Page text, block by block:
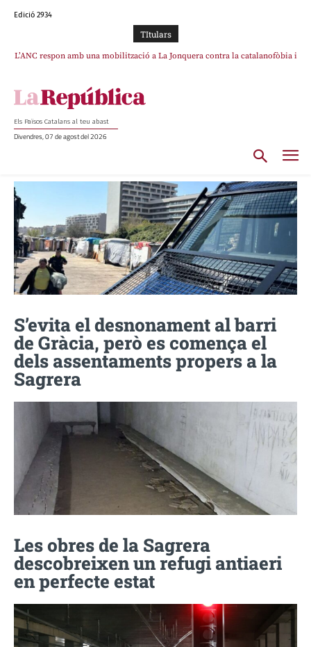
Edició 2934
TItulars
L’ANC respon amb una mobilització a La Jonquera contra la catalanofòbia i
Els Països Catalans al teu abast
Divendres, 07 de agost del 2026
S’evita el desnonament al barri
de Gràcia, però es comença el
dels assentaments propers a la
Sagrera
Les obres de la Sagrera
descobreixen un refugi antiaeri
en perfecte estat